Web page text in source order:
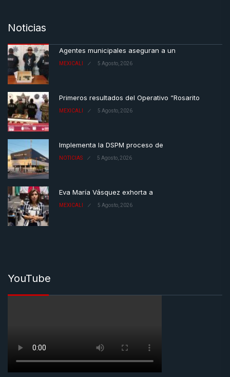
Noticias
Agentes municipales aseguran a un
MEXICALI 5 Agosto, 2026
Primeros resultados del Operativo “Rosarito
MEXICALI 5 Agosto, 2026
Implementa la DSPM proceso de
NOTICIAS 5 Agosto, 2026
Eva María Vásquez exhorta a
MEXICALI 5 Agosto, 2026
YouTube